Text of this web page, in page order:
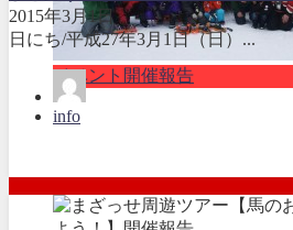
イベント開催報告
2015年3月1日
日にち/平成27年3月1日（日）...
info